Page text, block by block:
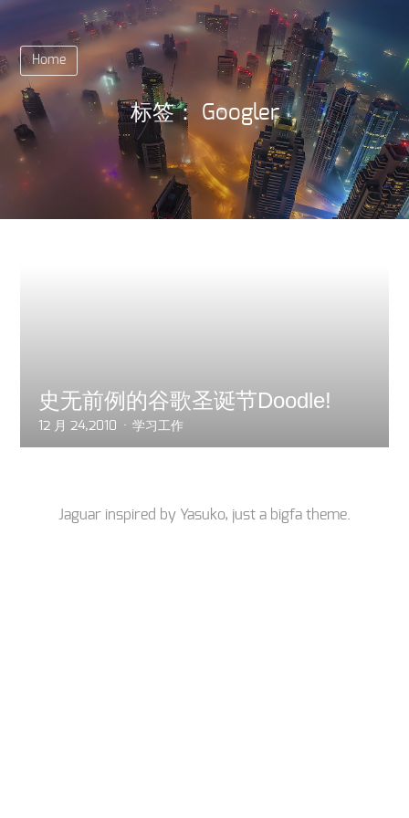
Home
标签： Googler
史无前例的谷歌圣诞节Doodle!
12 月 24,2010 学习工作
Jaguar inspired by Yasuko, just a bigfa theme.